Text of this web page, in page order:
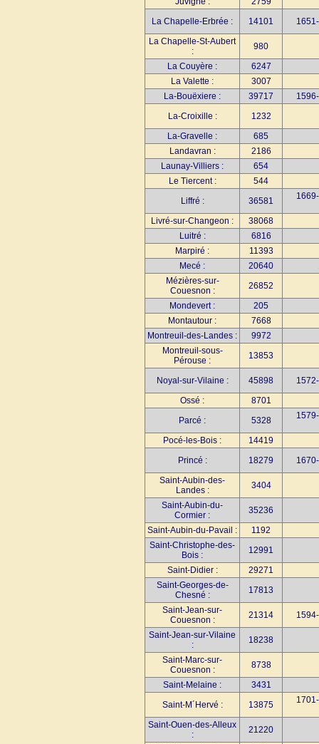
La Chapelle-Erbrée :
14101
La Chapelle-St-Aubert
:
980
La Couyère :
6247
La Valette :
3007
La-Bouëxiere :
39717
La-Croixille :
1232
La-Gravelle :
685
Landavran :
2186
Launay-Villiers :
654
Le Tiercent :
544
Liffré :
36581
Livré-sur-Changeon :
38068
Luitré :
6816
Marpiré :
11393
Mecé :
20640
Mézières-sur-
Couesnon :
26852
Mondevert :
205
Montautour :
7668
Montreuil-des-Landes :
9972
Montreuil-sous-
Pérouse :
13853
Noyal-sur-Vilaine : 45898
Ossé :
8701
Parcé :
5328
Pocé-les-Bois :
14419
Princé :
18279
Saint-Aubin-des-
Landes :
3404
Saint-Aubin-du-
Cormier :
35236
Saint-Aubin-du-Pavail :
1192
Saint-Christophe-des-
Bois :
12991
Saint-Didier :
29271
Saint-Georges-de-
Chesné :
17813
Saint-Jean-sur-
Couesnon :
21314
Saint-Jean-sur-Vilaine
:
18238
Saint-Marc-sur-
Couesnon :
8738
Saint-Melaine :
3431
Saint-M´Hervé :
13875
Saint-Ouen-des-Alleux
:
21220